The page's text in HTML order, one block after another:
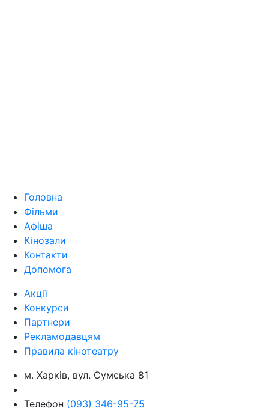
Головна
Фільми
Афіша
Кінозали
Контакти
Допомога
Акції
Конкурси
Партнери
Рекламодавцям
Правила кінотеатру
м. Харків, вул. Сумська 81
Телефон (093) 346-95-75